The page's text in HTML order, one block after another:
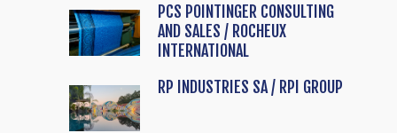
PCS POINTINGER CONSULTING
AND SALES / ROCHEUX
INTERNATIONAL
RP INDUSTRIES SA / RPI GROUP